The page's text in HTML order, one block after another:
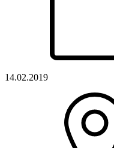
14.02.2019